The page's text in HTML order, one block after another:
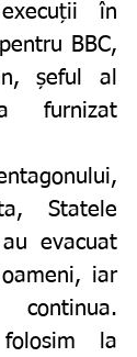
în
BBC,
șeful al
furnizat
Statele
evacuat
iar
la